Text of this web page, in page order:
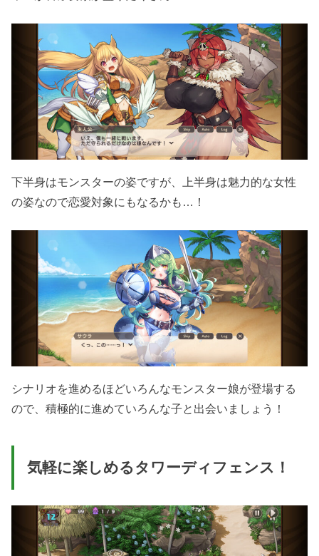
下半身はモンスターの姿ですが、上半身は魅力的な女性
の姿なので恋愛対象にもなるかも…！
シナリオを進めるほどいろんなモンスター娘が登場する
ので、積極的に進めていろんな子と出会いましょう！
気軽に楽しめるタワーディフェンス！